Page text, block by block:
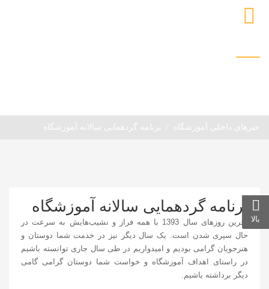
خبرهای داخلی آموزشگاه برنامه گردهمایی سالانه آموزشگاه
برنامه گردهمایی سالانه آموزشگاه
آخرین روزهای سال 1393 با همه فراز و نشیب‌هایش به سرعت در
حال سپری شدن است. یک سال دیگر نیز در خدمت شما دوستان و
هنرجویان گرامی بودیم و امیدواریم در طی سال جاری توانسته باشیم
در راستای اهداف آموزشگاه و خواست شما دوستان گرامی گامی
دیگر برداشته باشیم.
بالا